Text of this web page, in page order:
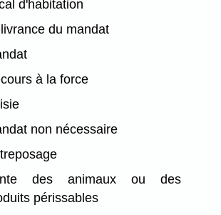
d'habitation
du mandat
à la force
non nécessaire
des animaux ou des
périssables